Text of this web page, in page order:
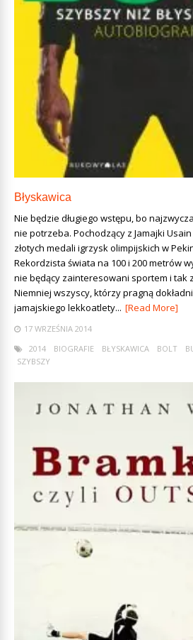
Błyskawica
Nie będzie długiego wstępu, bo
nie potrzeba. Pochodzący z Jamajki
złotych medali igrzysk olimpijskich w
Rekordzista świata na 100 i 200 metrów
nie będący zainteresowani sportem i tak
Niemniej wszyscy, którzy pragną
jamajskiego lekkoatlety... [Read More]
17 WRZEŚNIA 2014
2014
BIOGRAFIE BŁYSKAWICA BOLT
SZYBSZY